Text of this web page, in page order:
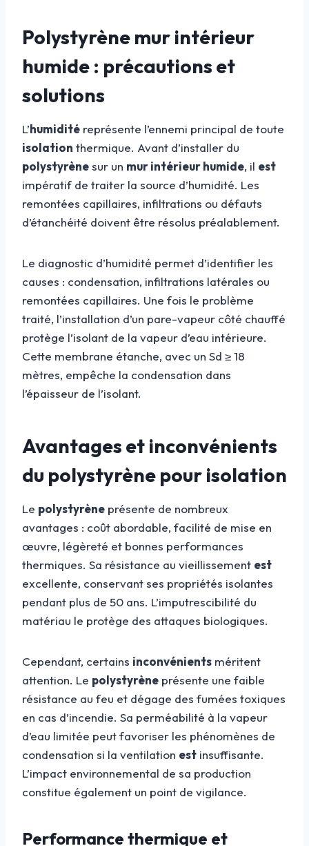
Polystyrène mur intérieur
humide : précautions et
solutions
L’humidité représente l’ennemi principal de toute
isolation thermique. Avant d’installer du
polystyrènesur un mur intérieur humide, il est
impératif de traiter la source d’humidité. Les
remontées capillaires, infiltrations ou défauts
d’étanchéité doivent être résolus préalablement.
Le diagnostic d’humidité permet d’identifier les
causes : condensation, infiltrations latérales ou
remontées capillaires. Une fois le problème
traité, l’installation d’un pare-vapeur côté chauffé
protège l’isolant de la vapeur d’eau intérieure.
Cette membrane étanche, avec un Sd ≥ 18
mètres, empêche la condensation dans
l’épaisseur de l’isolant.
Avantages et inconvénients
du polystyrène pour isolation
Le polystyrène présente de nombreux
avantages : coût abordable, facilité de mise en
œuvre, légèreté et bonnes performances
thermiques. Sa résistance au vieillissement est
excellente, conservant ses propriétés isolantes
pendant plus de 50 ans. L’imputrescibilité du
matériau le protège des attaques biologiques.
Cependant, certains inconvénients méritent
attention. Le polystyrène présente une faible
résistance au feu et dégage des fumées toxiques
en cas d’incendie. Sa perméabilité à la vapeur
d’eau limitée peut favoriser les phénomènes de
condensation si la ventilation est insuffisante.
L’impact environnemental de sa production
constitue également un point de vigilance.
Performance thermique et